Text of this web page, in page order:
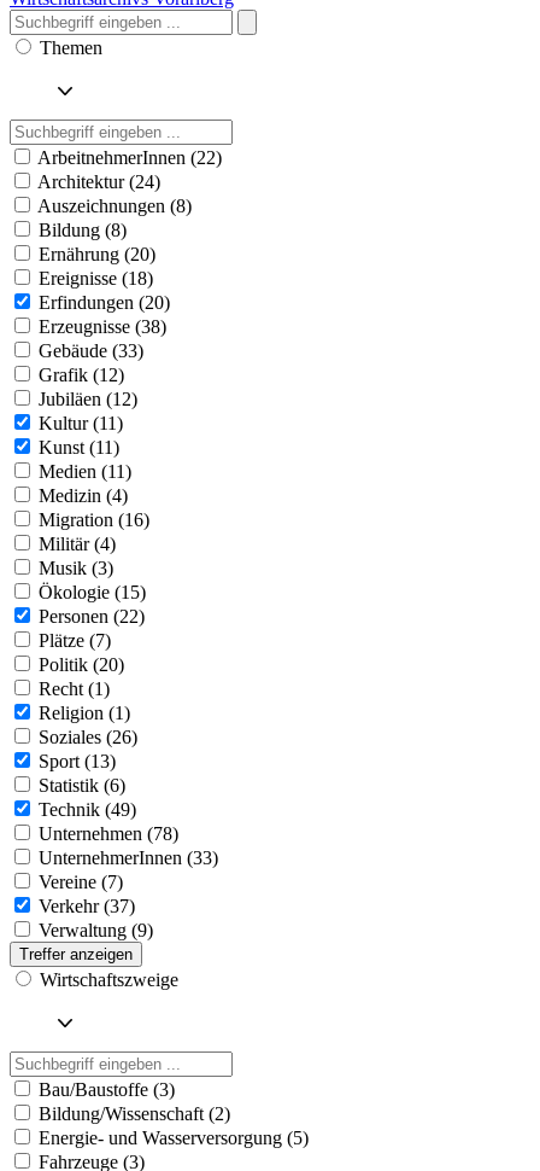
Themen
ArbeitnehmerInnen (22)
Architektur (24)
Auszeichnungen (8)
Bildung (8)
Ernährung (20)
Ereignisse (18)
Erfindungen (20)
Erzeugnisse (38)
Gebäude (33)
Grafik (12)
Jubiläen (12)
Kultur (11)
Kunst (11)
Medien (11)
Medizin (4)
Migration (16)
Militär (4)
Musik (3)
Ökologie (15)
Personen (22)
Plätze (7)
Politik (20)
Recht (1)
Religion (1)
Soziales (26)
Sport (13)
Statistik (6)
Technik (49)
Unternehmen (78)
UnternehmerInnen (33)
Vereine (7)
Verkehr (37)
Verwaltung (9)
Treffer anzeigen
Wirtschaftszweige
Bau/Baustoffe (3)
Bildung/Wissenschaft (2)
Energie- und Wasserversorgung (5)
Fahrzeuge (3)